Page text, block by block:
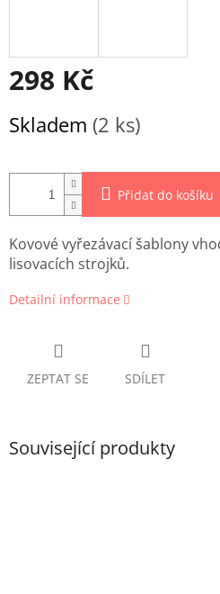
298 Kč
cena:
Skladem (2 ks)
Přidat do košíku
Kovové vyřezávací šablony
lisovacích strojků.
Detailní informace
ZEPTAT SE SDÍLET
Související produkty